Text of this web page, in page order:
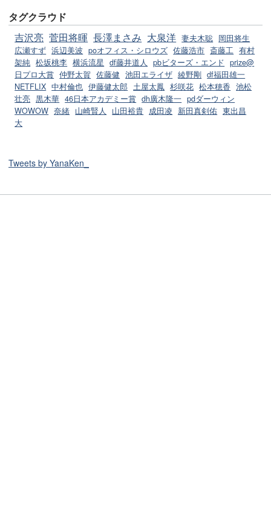
タグクラウド
吉沢亮 菅田将暉 長澤まさみ 大泉洋 妻夫木聡 岡田将生
広瀬すず 浜辺美波 poオフィス・シロウズ 佐藤浩市 斎藤工 有村
架純 松坂桃李 横浜流星 df藤井道人 pbビターズ・エンド prize@
日プロ大賞 仲野太賀 佐藤健 池田エライザ 綾野剛 df福田雄一
NETFLIX 中村倫也 伊藤健太郎 土屋太鳳 杉咲花 松本穂香 池松
壮亮 黒木華 46日本アカデミー賞 dh廣木隆一 pdダーウィン
WOWOW 奈緒 山崎賢人 山田裕貴 成田凌 新田真剣佑 東出昌
大
Tweets by YanaKen_